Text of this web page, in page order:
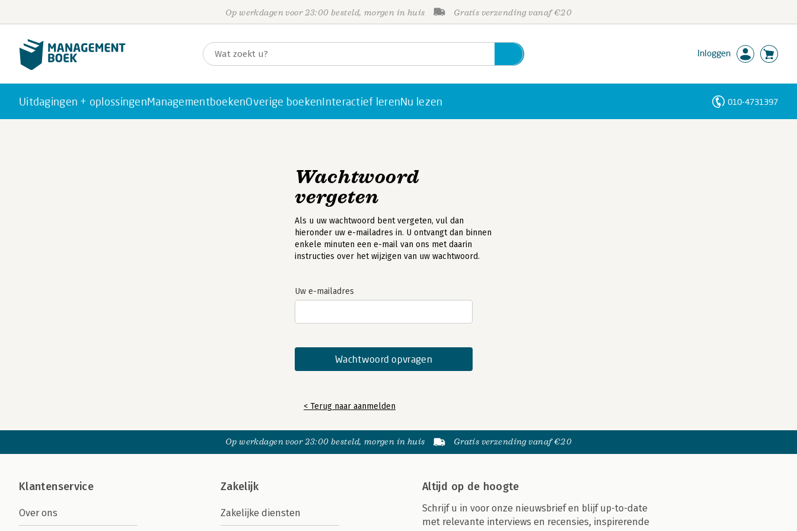
Op werkdagen voor 23:00 besteld, morgen in huis Gratis verzending vanaf €20
Inloggen
Uitdagingen + oplossingenManagementboekenOverige boekenInteractief lerenNu lezen 010-4731397
Wachtwoord
vergeten
Als u uw wachtwoord bent vergeten, vul dan
hieronder uw e-mailadres in. U ontvangt dan binnen
enkele minuten een e-mail van ons met daarin
instructies over het wijzigen van uw wachtwoord.
Uw e-mailadres
< Terug naar aanmelden
Op werkdagen voor 23:00 besteld, morgen in huis Gratis verzending vanaf €20
Klantenservice
Over ons
Zakelijk
Zakelijke diensten
Altijd op de hoogte
Schrijf u in voor onze nieuwsbrief en blijf up-to-date
met relevante interviews en recensies, inspirerende
Personen